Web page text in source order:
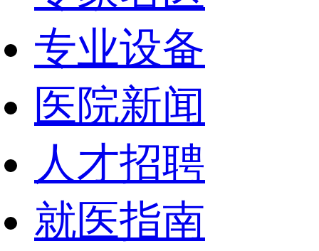
专业设备
医院新闻
人才招聘
就医指南